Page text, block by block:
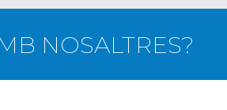
NOSALTRES?